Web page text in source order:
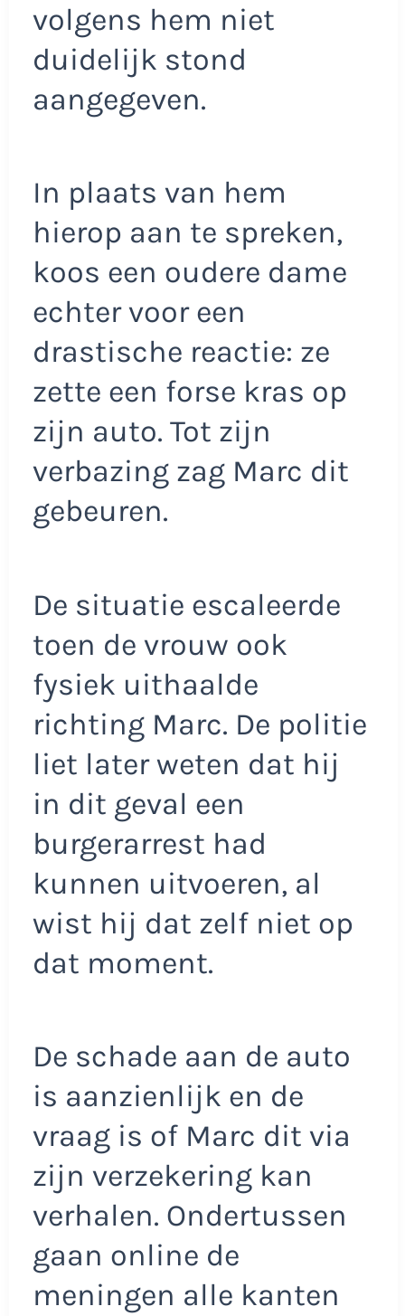
volgens hem niet
duidelijk stond
aangegeven.
In plaats van hem
hierop aan te spreken,
koos een oudere dame
echter voor een
drastische reactie: ze
zette een forse kras op
zijn auto. Tot zijn
verbazing zag Marc dit
gebeuren.
De situatie escaleerde
toen de vrouw ook
fysiek uithaalde
richting Marc. De politie
liet later weten dat hij
in dit geval een
burgerarrest had
kunnen uitvoeren, al
wist hij dat zelf niet op
dat moment.
De schade aan de auto
is aanzienlijk en de
vraag is of Marc dit via
zijn verzekering kan
verhalen. Ondertussen
gaan online de
meningen alle kanten